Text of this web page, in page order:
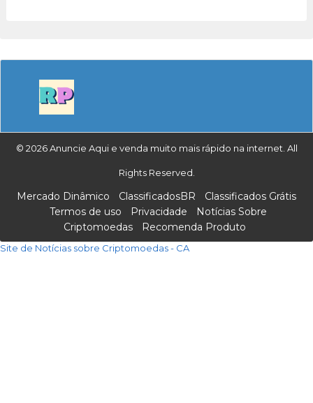
© 2026 Anuncie Aqui e venda muito mais rápido na internet. All
Rights Reserved.
Mercado Dinâmico ClassificadosBR
Classificados Grátis
Termos de uso
Privacidade
Notícias Sobre
Criptomoedas
Recomenda Produto
Site de Notícias sobre Criptomoedas - CA